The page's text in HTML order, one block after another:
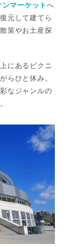
マーケットへ
元して建てら
策やお土産探
にあるピクニ
らひと休み。
なジャンルの